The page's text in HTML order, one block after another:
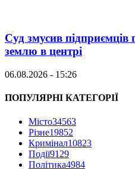
Суд змусив
землю в центрі
06.08.2026 - 15:26
ПОПУЛЯРНІ КАТЕГОРІЇ
Місто34563
Різне19852
Кримінал10823
Події9129
Політика4984